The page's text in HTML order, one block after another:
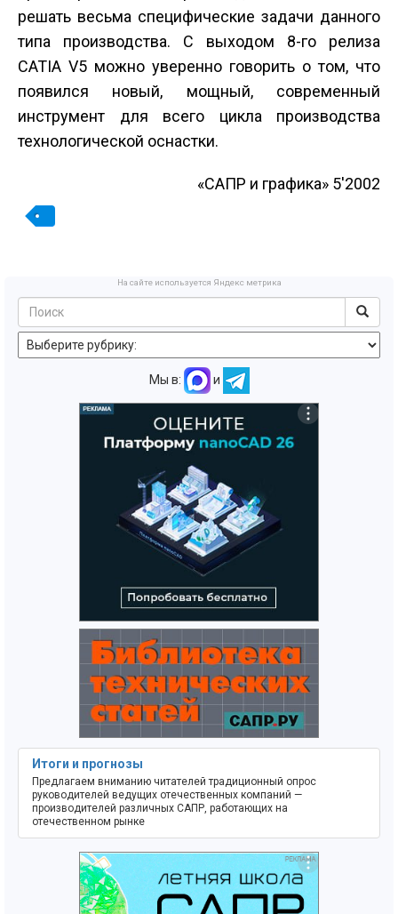
решать весьма специфические задачи данного
типа производства. С выходом 8-го релиза
CATIA V5 можно уверенно говорить о том, что
появился новый, мощный, современный
инструмент для всего цикла производства
технологической оснастки.
«САПР и графика» 5'2002
На сайте используется Яндекс метрика
Мы в: и
Итоги и прогнозы
Предлагаем вниманию читателей традиционный опрос
руководителей ведущих отечественных компаний —
производителей различных САПР, работающих на
отечественном рынке